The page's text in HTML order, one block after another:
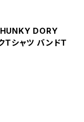
HUNKY DORY
Tシャツ バンドT